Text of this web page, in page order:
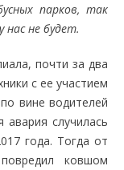
парков, так
нас не будет.
почти за два
с ее участием
вине водителей
авария случилась
года. Тогда от
ковшом